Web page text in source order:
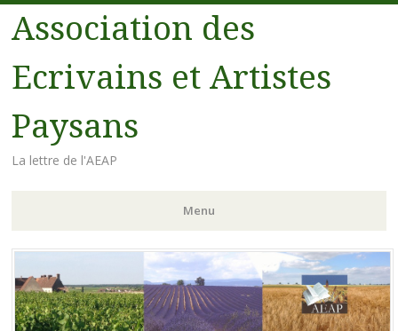
Association des
Ecrivains et Artistes
Paysans
La lettre de l'AEAP
Menu
Aller au contenu principal